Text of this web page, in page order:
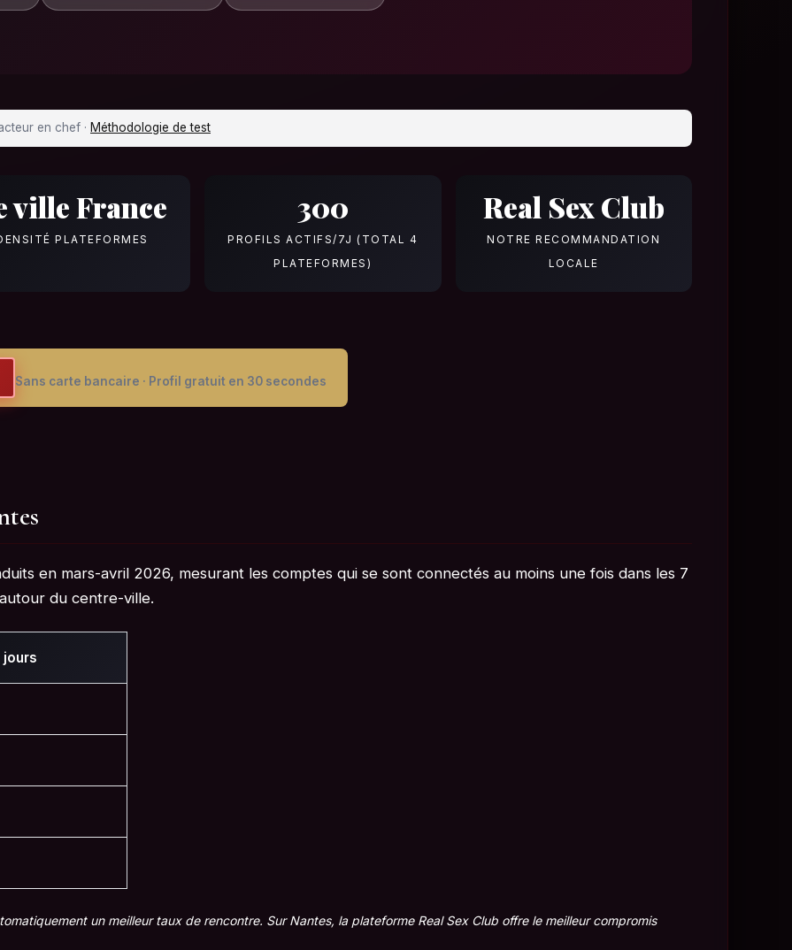
en chef · Méthodologie de test
ville France
PLATEFORMES
300
PROFILS ACTIFS/7J (TOTAL 4
PLATEFORMES)
Real Sex Club
NOTRE RECOMMANDATION
LOCALE
Sans carte bancaire · Profil gratuit en 30 secondes
en mars-avril 2026, mesurant les comptes qui se sont connectés au moins une fois dans les 7
du centre-ville.
jours
un meilleur taux de rencontre. Sur Nantes, la plateforme Real Sex Club offre le meilleur compromis